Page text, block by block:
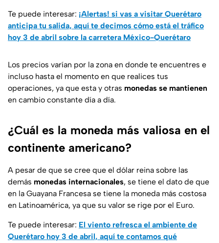
Te puede interesar: ¡Alertas! si vas a visitar Querétaro
anticipa tu salida, aquí te decimos cómo está el tráfico
hoy 3 de abril sobre la carretera México-Querétaro
Los precios varían por la zona en donde te encuentres e
incluso hasta el momento en que realices tus
operaciones, ya que esta y otras monedas se mantienen
en cambio constante día a día.
¿Cuál es la moneda más valiosa en el
continente americano?
A pesar de que se cree que el dólar reina sobre las
demás monedas internacionales, se tiene el dato de que
en la Guayana Francesa se tiene la moneda más costosa
en Latinoamérica, ya que su valor se rige por el Euro.
Te puede interesar: El viento refresca el ambiente de
Querétaro hoy 3 de abril, aquí te contamos qué